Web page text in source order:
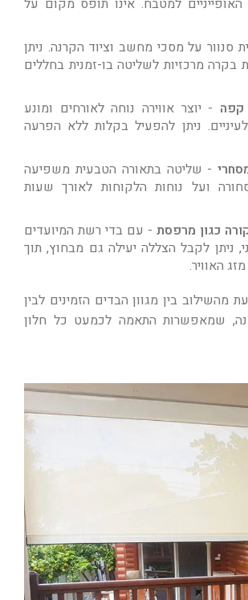
סנוור על מסכי מחשב וציוד הקרנה. ניתן
בקרה מרכזיות לשליטה בו-זמנית בחללים
קפה - יוצר אווירה נוחה לאורחים ומונע
ניתן להפעיל בקלות ללא הפרעה
- שליטה בתאורה הטבעית משפיעה
ועל נוחות הלקוחות לאורך שעות
כגון מרפסת - עם בדי רשת המיועדים
ניתן לקבל הצללה יעילה גם מבחוץ, תוך
האוויר.
מהשילוב בין מגוון הבדים הזמינים לבין
שמאפשרות התאמה לכמעט כל חלון